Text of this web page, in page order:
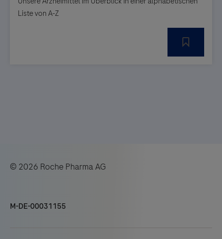
Liste von A-Z
© 2026 Roche Pharma AG
M-DE-00031155